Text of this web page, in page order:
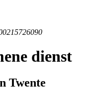
dienst
Twente